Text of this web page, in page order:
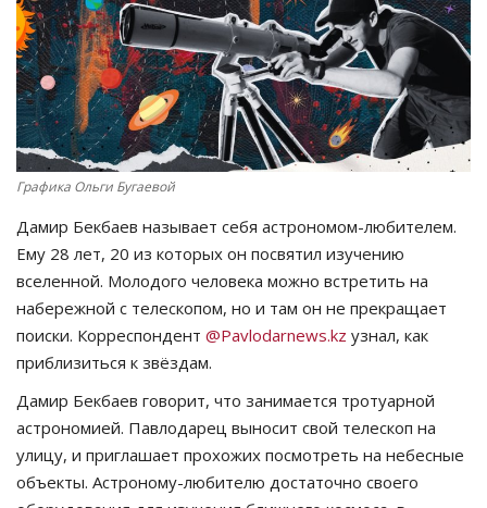
СПОРТ
Чек-лист
РАЗВЛЕЧЕНИЯ
OFFICIAL
Курултай
Язык
Қазақша Русский
Графика Ольги Бугаевой
Дамир Бекбаев называет себя астрономом-любителем.
Ему 28 лет, 20 из которых он посвятил изучению
вселенной. Молодого человека можно встретить на
набережной с телескопом, но и там он не прекращает
поиски. Корреспондент @Pavlodarnews.kz узнал, как
приблизиться к звёздам.
Дамир Бекбаев говорит, что занимается тротуарной
астрономией. Павлодарец выносит свой телескоп на
улицу, и приглашает прохожих посмотреть на небесные
объекты. Астроному-любителю достаточно своего